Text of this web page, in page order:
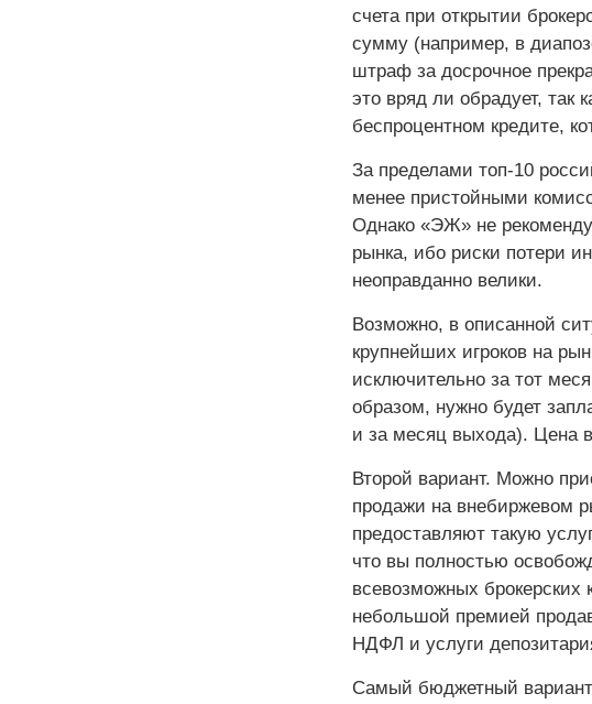
счета при открытии
сумму (например, в
штраф за досрочное
это вряд ли обрадует, так
беспроцентном кредите,
За пределами топ-10
менее пристойными
Однако «ЭЖ» не
рынка, ибо риски потери
неоправданно велики.
Возможно, в описанной
крупнейших игроков на
исключительно за тот
образом, нужно будет
и за месяц выхода). Цена
Второй вариант. Можно
продажи на внебиржевом
предоставляют такую
что вы полностью
всевозможных
небольшой премией
НДФЛ и услуги
Самый бюджетный